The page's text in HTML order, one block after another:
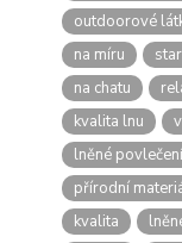
outdoorové
na míru
na chatu
kvalita lnu
lněné povlečení
přírodní
kvalita